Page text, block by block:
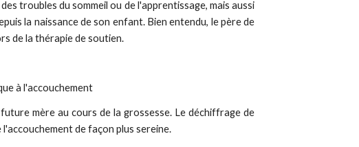
troubles du sommeil ou de l'apprentissage, mais aussi
la naissance de son enfant. Bien entendu, le père de
de la thérapie de soutien.
à l'accouchement
mère au cours de la grossesse. Le déchiffrage de
de façon plus sereine.